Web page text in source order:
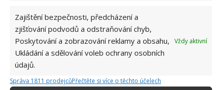
Zajištění bezpečnosti, předcházení a
zjišťování podvodů a odstraňování chyb,
Poskytování a zobrazování reklamy a obsahu,
Ukládání a sdělování voleb ochrany osobních
údajů.
Vždy aktivní
Správa 1811 prodejcůPřečtěte si více o těchto účelech
KONZERVA